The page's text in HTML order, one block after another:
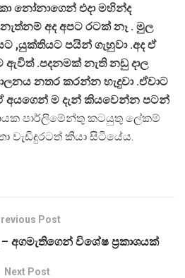
නෝනාගෙන් එදා මහින්ද
අද අපට රටක් නෑ . මුල
,යුක්තියට පයින් ගැහුවා .අද ඒ
ඇවිත් .පදනමක් නැති නඩු දාල
නතර කරන්න හැදුවා .ඒවාට
අයගෙන් ම දැන් කියවෙන්න පටන්
පාර්ලිමේන්තු කටයුතු ලේකම්
වැඩිදුරටත් කියා සිටියේය.
Post
විශේෂ ප්‍රකාශයක්
Next Post